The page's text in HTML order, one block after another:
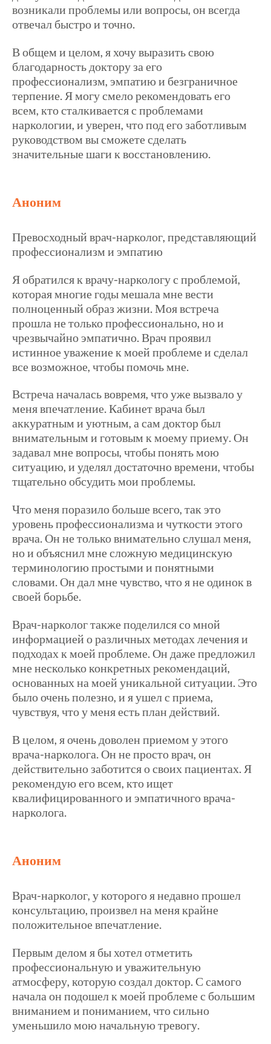
возникали проблемы или вопросы, он всегда
отвечал быстро и точно.
В общем и целом, я хочу выразить свою
благодарность доктору за его
профессионализм, эмпатию и безграничное
терпение. Я могу смело рекомендовать его
всем, кто сталкивается с проблемами
наркологии, и уверен, что под его заботливым
руководством вы сможете сделать
значительные шаги к восстановлению.
Аноним
Превосходный врач-нарколог, представляющий
профессионализм и эмпатию
Я обратился к врачу-наркологу с проблемой,
которая многие годы мешала мне вести
полноценный образ жизни. Моя встреча
прошла не только профессионально, но и
чрезвычайно эмпатично. Врач проявил
истинное уважение к моей проблеме и сделал
все возможное, чтобы помочь мне.
Встреча началась вовремя, что уже вызвало у
меня впечатление. Кабинет врача был
аккуратным и уютным, а сам доктор был
внимательным и готовым к моему приему. Он
задавал мне вопросы, чтобы понять мою
ситуацию, и уделял достаточно времени, чтобы
тщательно обсудить мои проблемы.
Что меня поразило больше всего, так это
уровень профессионализма и чуткости этого
врача. Он не только внимательно слушал меня,
но и объяснил мне сложную медицинскую
терминологию простыми и понятными
словами. Он дал мне чувство, что я не одинок в
своей борьбе.
Врач-нарколог также поделился со мной
информацией о различных методах лечения и
подходах к моей проблеме. Он даже предложил
мне несколько конкретных рекомендаций,
основанных на моей уникальной ситуации. Это
было очень полезно, и я ушел с приема,
чувствуя, что у меня есть план действий.
В целом, я очень доволен приемом у этого
врача-нарколога. Он не просто врач, он
действительно заботится о своих пациентах. Я
рекомендую его всем, кто ищет
квалифицированного и эмпатичного врача-
нарколога.
Аноним
Врач-нарколог, у которого я недавно прошел
консультацию, произвел на меня крайне
положительное впечатление.
Первым делом я бы хотел отметить
профессиональную и уважительную
атмосферу, которую создал доктор. С самого
начала он подошел к моей проблеме с большим
вниманием и пониманием, что сильно
уменьшило мою начальную тревогу.